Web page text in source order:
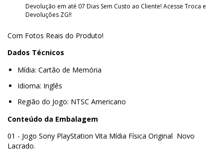
Devolução em até 07 Dias Sem Custo ao Cliente! Acesse Troca e
Devoluções ZG!!
Com Fotos Reais do Produto!
Dados Técnicos
Mídia: Cartão de Memória
Idioma: Inglês
Região do Jogo: NTSC Americano
Conteúdo da Embalagem
01 - Jogo Sony PlayStation Vita Mídia Física Original Novo
Lacrado.